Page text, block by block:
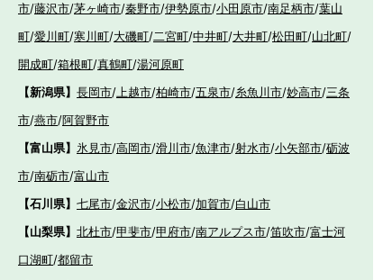
市/藤沢市/茅ヶ崎市/秦野市/伊勢原市/小田原市/南足柄市/葉山
町/愛川町/寒川町/大磯町/二宮町/中井町/大井町/松田町/山北町/
開成町/箱根町/真鶴町/湯河原町
【新潟県】 長岡市/上越市/柏崎市/五泉市/糸魚川市/妙高市/三条
市/燕市/阿賀野市
【富山県】 氷見市/高岡市/滑川市/魚津市/射水市/小矢部市/砺波
市/南砺市/富山市
【石川県】 七尾市/金沢市/小松市/加賀市/白山市
【山梨県】 北杜市/甲斐市/甲府市/南アルプス市/笛吹市/富士河
口湖町/都留市